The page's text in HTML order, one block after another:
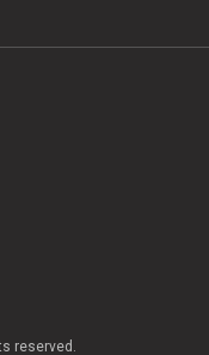
reserved.